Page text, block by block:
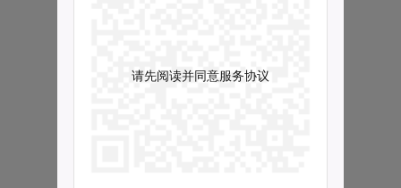
请先阅读并同意服务协议